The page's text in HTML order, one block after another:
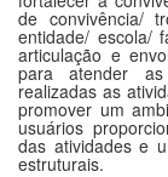
de convivência/
entidade/ escola/
articulação e
para atender
realizadas as
promover um
usuários
das atividades e
estruturais.